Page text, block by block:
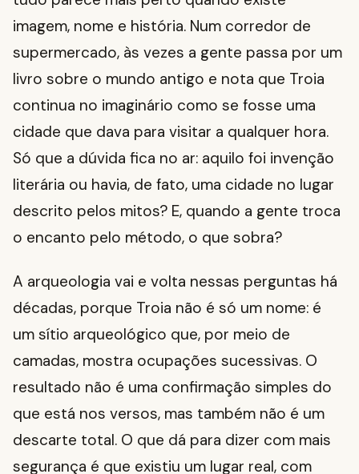
imagem, nome e história. Num corredor de
supermercado, às vezes a gente passa por um
livro sobre o mundo antigo e nota que Troia
continua no imaginário como se fosse uma
cidade que dava para visitar a qualquer hora.
Só que a dúvida fica no ar: aquilo foi invenção
literária ou havia, de fato, uma cidade no lugar
descrito pelos mitos? E, quando a gente troca
o encanto pelo método, o que sobra?
A arqueologia vai e volta nessas perguntas há
décadas, porque Troia não é só um nome: é
um sítio arqueológico que, por meio de
camadas, mostra ocupações sucessivas. O
resultado não é uma confirmação simples do
que está nos versos, mas também não é um
descarte total. O que dá para dizer com mais
segurança é que existiu um lugar real, com